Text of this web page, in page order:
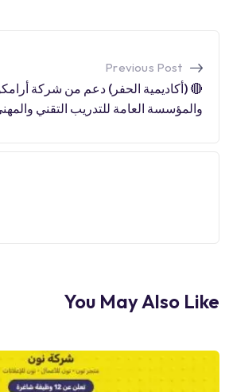
Previous Post
🔴 (أكاديمية الحفر) دعم من شركة
والمؤسسة العامة للتدريب التقني
You May Also Like